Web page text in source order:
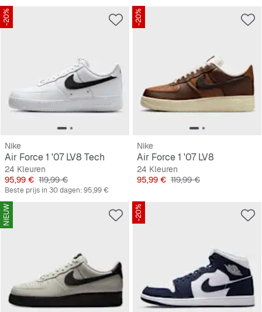
-20%
Nike
Air Force 1 '07 LV8 Tech
24 Kleuren
Prijs
95,99 € Originele Prijs
119,99 €
Beste prijs in 30 dagen:95,99 €
-20%
Nike
Air Force 1 '07 LV8
24 Kleuren
Prijs
95,99 € Originele Prijs
119,99 €
NIEUW -20%